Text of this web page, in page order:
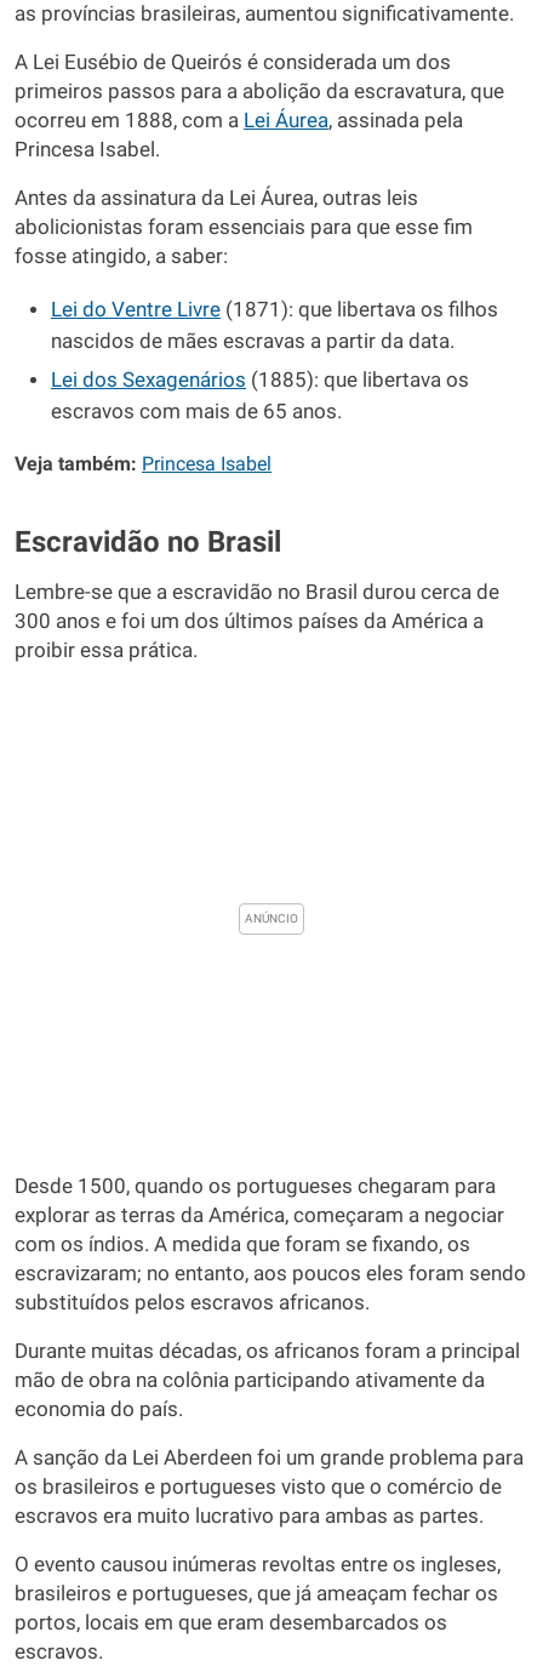
as províncias brasileiras, aumentou significativamente.
A Lei Eusébio de Queirós é considerada um dos
primeiros passos para a abolição da escravatura, que
ocorreu em 1888, com a Lei Áurea, assinada pela
Princesa Isabel.
Antes da assinatura da Lei Áurea, outras leis
abolicionistas foram essenciais para que esse fim
fosse atingido, a saber:
Lei do Ventre Livre (1871): que libertava os filhos
nascidos de mães escravas a partir da data.
Lei dos Sexagenários (1885): que libertava os
escravos com mais de 65 anos.
Veja também: Princesa Isabel
Escravidão no Brasil
Lembre-se que a escravidão no Brasil durou cerca de
300 anos e foi um dos últimos países da América a
proibir essa prática.
Desde 1500, quando os portugueses chegaram para
explorar as terras da América, começaram a negociar
com os índios. A medida que foram se fixando, os
escravizaram; no entanto, aos poucos eles foram sendo
substituídos pelos escravos africanos.
Durante muitas décadas, os africanos foram a principal
mão de obra na colônia participando ativamente da
economia do país.
A sanção da Lei Aberdeen foi um grande problema para
os brasileiros e portugueses visto que o comércio de
escravos era muito lucrativo para ambas as partes.
O evento causou inúmeras revoltas entre os ingleses,
brasileiros e portugueses, que já ameaçam fechar os
portos, locais em que eram desembarcados os
escravos.